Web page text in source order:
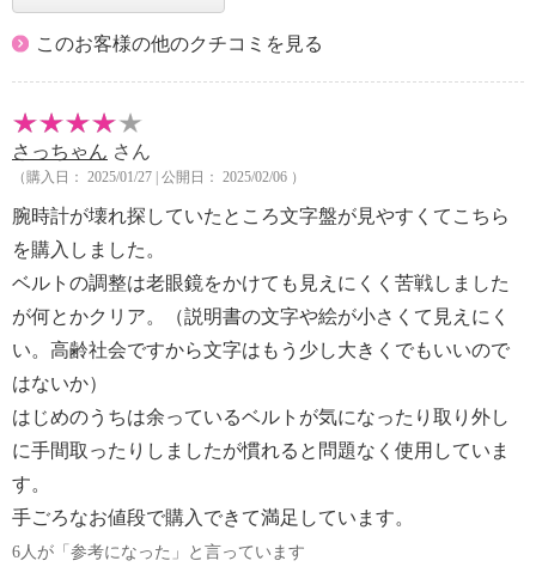
このお客様の他のクチコミを見る
さっちゃん さん
（購入日： 2025/01/27 | 公開日： 2025/02/06 ）
腕時計が壊れ探していたところ文字盤が見やすくてこちら
を購入しました。
ベルトの調整は老眼鏡をかけても見えにくく苦戦しました
が何とかクリア。（説明書の文字や絵が小さくて見えにく
い。高齢社会ですから文字はもう少し大きくでもいいので
はないか）
はじめのうちは余っているベルトが気になったり取り外し
に手間取ったりしましたが慣れると問題なく使用していま
す。
手ごろなお値段で購入できて満足しています。
6人が「参考になった」と言っています